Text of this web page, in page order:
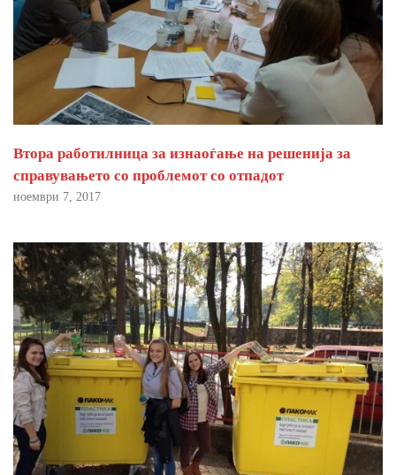
Втора работилница за изнаоѓање на решенија за
справувањето со проблемот со отпадот
ноември 7, 2017